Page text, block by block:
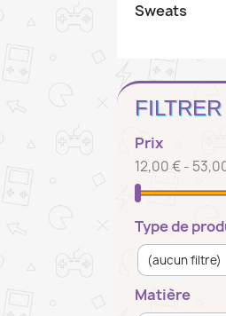
Sweats
Prix
12,00 € -
Type de
(aucun filtre)
Matière